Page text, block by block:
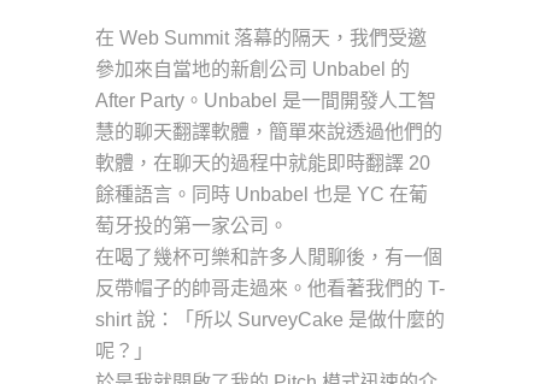
在 Web Summit 落幕的隔天，我們受邀
參加來自當地的新創公司 Unbabel 的
After Party。Unbabel 是一間開發人工智
慧的聊天翻譯軟體，簡單來說透過他們的
軟體，在聊天的過程中就能即時翻譯 20
餘種語言。同時 Unbabel 也是 YC 在葡
萄牙投的第一家公司。
在喝了幾杯可樂和許多人閒聊後，有一個
反帶帽子的帥哥走過來。他看著我們的 T-
shirt 說：「所以 SurveyCake 是做什麼的
呢？」